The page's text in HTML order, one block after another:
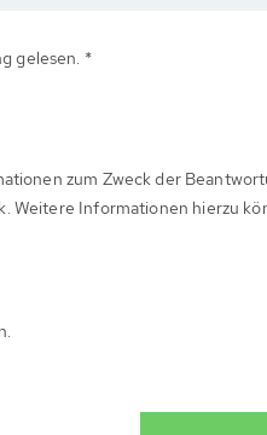
gelesen. *
zum Zweck der
Weitere Informationen hierzu